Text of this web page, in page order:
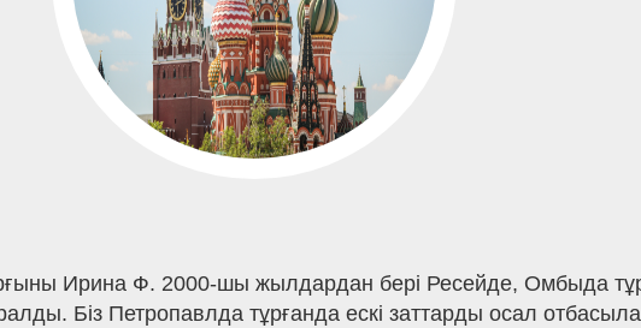
Ирина Ф. 2000-шы жылдардан бері Ресейде, Омбыда
Біз Петропавлда тұрғанда ескі заттарды осал